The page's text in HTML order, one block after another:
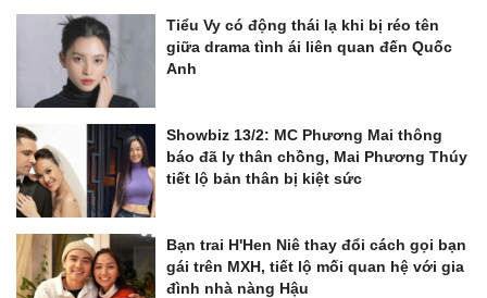
Tiểu Vy có động thái lạ khi bị réo tên
giữa drama tình ái liên quan đến Quốc
Anh
Showbiz 13/2: MC Phương Mai thông
báo đã ly thân chồng, Mai Phương Thúy
tiết lộ bản thân bị kiệt sức
Bạn trai H'Hen Niê thay đổi cách gọi bạn
gái trên MXH, tiết lộ mối quan hệ với gia
đình nhà nàng Hậu